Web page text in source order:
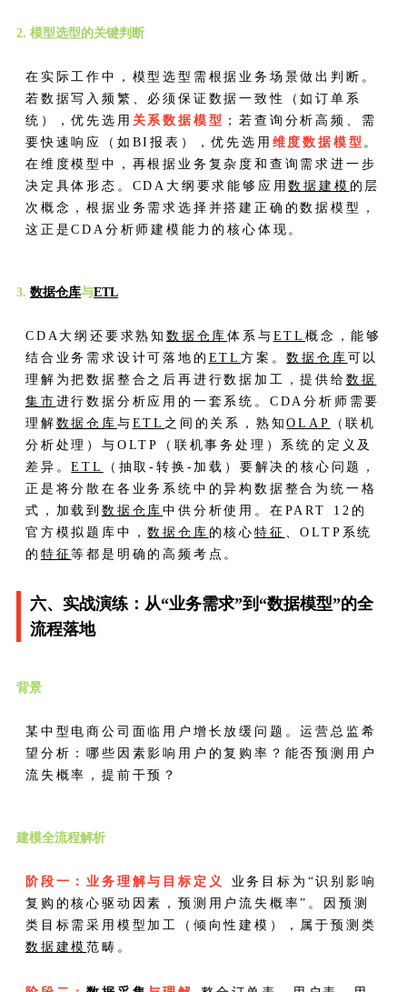
2. 模型选型的关键判断
在实际工作中，模型选型需根据业务场景做出判断。
若数据写入频繁、必须保证数据一致性（如订单系
统），优先选用 关系数据模型 ；若查询分析高频、需
要快速响应（如BI报表），优先选用 维度数据模型 。
在维度模型中，再根据业务复杂度和查询需求进一步
决定具体形态。CDA大纲要求能够应用数据建模 的层
次概念，根据业务需求选择并搭建正确的数据模型，
这正是CDA分析师建模能力的核心体现。
3. 数据仓库与ETL
CDA大纲还要求熟知 数据仓库体系与 ETL概念，能够
结合业务需求设计可落地的 ETL方案。数据仓库 可以
理解为把数据整合之后再进行数据加工，提供给 数据
集市 进行数据分析应用的一套系统。CDA分析师需要
理解 数据仓库 与 ETL 之间的关系，熟知OLAP
（联机
分析处理）与OLTP（联机事务处理）系统的定义及
差异。ETL
（抽取-转换-加载）要解决的核心问题，
正是将分散在各业务系统中的异构数据整合为统一格
式，加载到 数据仓库中供分析使用。在PART 12的
官方模拟题库中，数据仓库 的核心特征 、OLTP系统
的 特征等都是明确的高频考点。
六、实战演练：从“业务需求”到“数据模型”的全
流程落地
背景
某中型电商公司面临用户增长放缓问题。运营总监希
望分析：哪些因素影响用户的复购率？能否预测用户
流失概率，提前干预？
建模全流程解析
阶段一：业务理解与目标定义
业务目标为“识别影响
复购的核心驱动因素，预测用户流失概率”。因预测
类目标需采用模型加工（倾向性建模），属于预测类
数据建模范畴。